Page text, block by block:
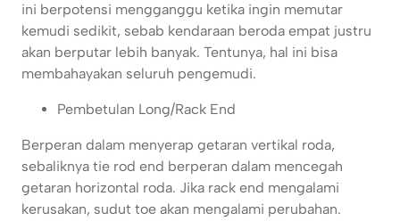
ini berpotensi mengganggu ketika ingin memutar
kemudi sedikit, sebab kendaraan beroda empat justru
akan berputar lebih banyak. Tentunya, hal ini bisa
membahayakan seluruh pengemudi.
Pembetulan Long/Rack End
Berperan dalam menyerap getaran vertikal roda,
sebaliknya tie rod end berperan dalam mencegah
getaran horizontal roda. Jika rack end mengalami
kerusakan, sudut toe akan mengalami perubahan.